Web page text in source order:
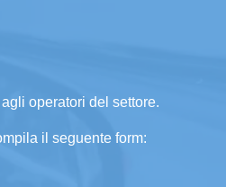
operatori del settore.
il seguente form: